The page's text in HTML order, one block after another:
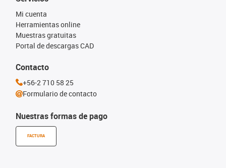
Nuestras formas de pago
FACTURA
Mi cuenta
Herramientas online
Muestras gratuitas
Portal de descargas CAD
Contacto
+56-2 710 58 25
Formulario de contacto